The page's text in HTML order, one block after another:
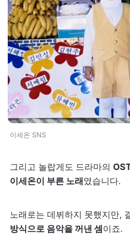
이세온 SNS
그리고 놀랍게도 드라마의
이세온이 부른 노래 였습니다.
노래로는 데뷔하지 못했지만,
방식으로 음악을 꺼낸 셈 이죠.